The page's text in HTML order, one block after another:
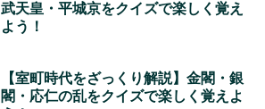
武天皇・平城京をクイズで楽しく覚え
よう！
【室町時代をざっくり解説】金閣・銀
閣・応仁の乱をクイズで楽しく覚えよ